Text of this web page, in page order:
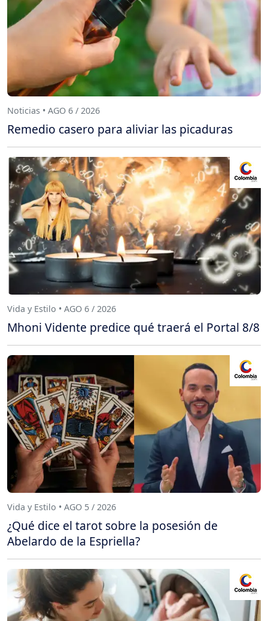
Noticias • AGO 6 / 2026
Remedio casero para aliviar las picaduras
Vida y Estilo • AGO 6 / 2026
Mhoni Vidente predice qué traerá el Portal 8/8
Vida y Estilo • AGO 5 / 2026
¿Qué dice el tarot sobre la posesión de
Abelardo de la Espriella?